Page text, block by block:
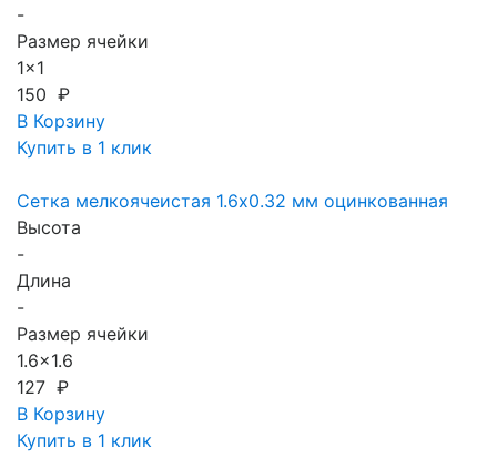
-
Размер ячейки
1x1
150 ₽
В Корзину
Купить в 1 клик
Сетка мелкоячеистая 1.6х0.32 мм оцинкованная
Высота
-
Длина
-
Размер ячейки
1.6x1.6
127 ₽
В Корзину
Купить в 1 клик